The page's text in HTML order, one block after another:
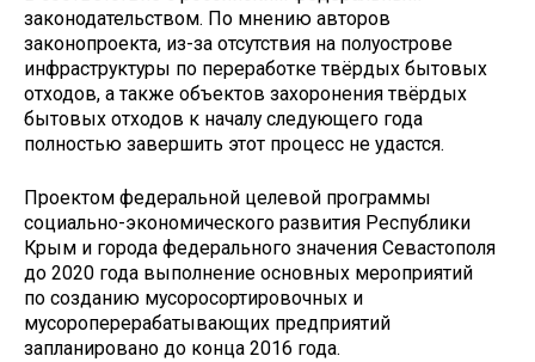
законодательством. По мнению авторов
законопроекта, из-за отсутствия на полуострове
инфраструктуры по переработке твёрдых бытовых
отходов, а также объектов захоронения твёрдых
бытовых отходов к началу следующего года
полностью завершить этот процесс не удастся.
Проектом федеральной целевой программы
социально-экономического развития Республики
Крым и города федерального значения Севастополя
до 2020 года выполнение основных мероприятий
по созданию мусоросортировочных и
мусороперерабатывающих предприятий
запланировано до конца 2016 года.